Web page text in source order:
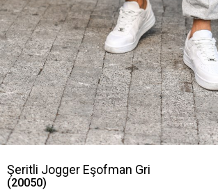
Şeritli Jogger Eşofman Gri
(20050)